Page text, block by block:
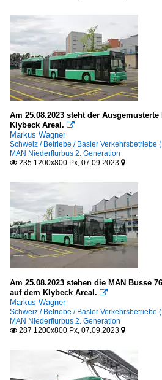
Am 25.08.2023 steht der Ausgemusterte
Klybeck Areal. 
Markus Wagner
Schweiz / Betriebe / Basler Verkehrsbetriebe
MAN Niederflurbus 2. Generation
 235 1200x800 Px, 07.09.2023 
Am 25.08.2023 stehen die MAN Busse
auf dem Klybeck Areal. 
Markus Wagner
Schweiz / Betriebe / Basler Verkehrsbetriebe
MAN Niederflurbus 2. Generation
 287 1200x800 Px, 07.09.2023 